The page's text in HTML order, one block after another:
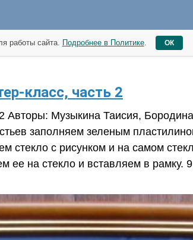
класс, часть 2
Авторы: Музыкина Таисия,
заполняем зеленым
стекло с рисунком и на самом
на стекло и вставляем в рамку.
работы сайта. Подробнее в Политике. ОК